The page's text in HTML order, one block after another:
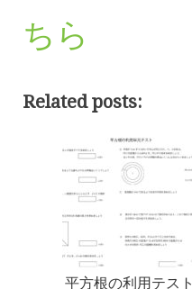
ちら
Related posts:
平方根の利用テスト